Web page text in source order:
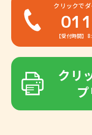
クリックで
【受付時間】
クリ